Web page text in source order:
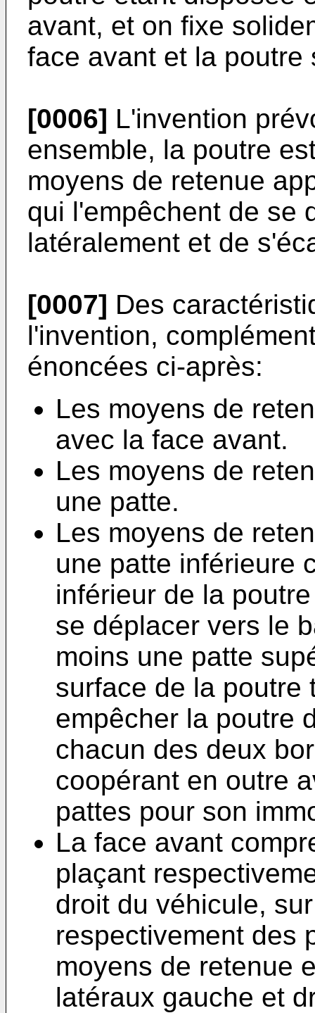
avant, et on fixe
face avant et la
[0006] L'invention
ensemble, la poutre
moyens de retenue
qui l'empêchent de se
latéralement et de
[0007] Des
l'invention,
énoncées ci-après:
Les moyens de
avec la face avant.
Les moyens de
une patte.
Les moyens de
une patte inférieure
inférieur de la
se déplacer vers le
moins une patte
surface de la poutre
empêcher la poutre
chacun des deux
coopérant en outre
pattes pour son
La face avant
plaçant
droit du véhicule,
respectivement des
moyens de retenue
latéraux gauche et